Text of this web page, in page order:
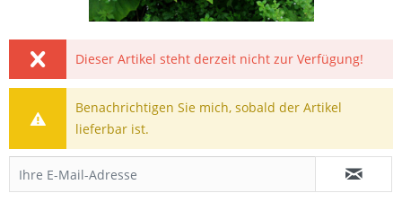
Dieser Artikel steht derzeit nicht zur Verfügung!
Benachrichtigen Sie mich, sobald der Artikel
lieferbar ist.